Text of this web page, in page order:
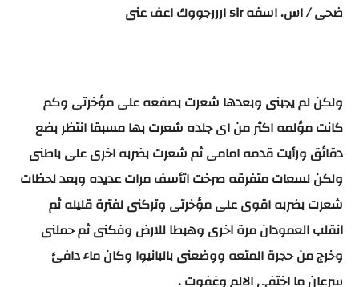
ضحى / اس. اسفه sir ارررجووك اعف عنى
ولكن لم يجبنى وبعدها شعرت بصفعه على مؤخرتى وكم
كانت مؤلمه اكثر من اى جلده شعرت بها مسبقا انتظر بضع
دقائق ورأيت قدمه امامى ثم شعرت بضربه اخرى على باطنى
ولكن لسعات متفرقه صرخت اتأسف مرات عديده وبعد لحظات
شعرت بضربه اقوى على مؤخرتى وتركنى لفترة قليله ثم
انقلب العمودان مرة اخرى وهبطا للارض وفكنى ثم حملنى
وخرج من حجرة المتعه ووضعنى بالبانيوا وكان ماء دافئ
سرعان ما اختفى الالم وغفوت .